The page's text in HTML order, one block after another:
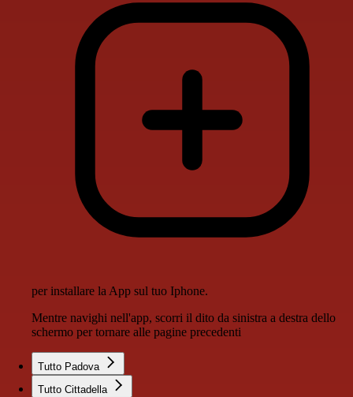
per installare la App sul tuo Iphone.
Mentre navighi nell'app, scorri il dito da sinistra a destra dello
schermo per tornare alle pagine precedenti
Tutto Padova
Tutto Cittadella